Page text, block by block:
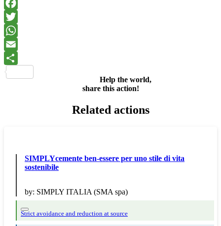
Help the world,
share this action!
Related actions
SIMPLYcemente ben-essere per uno stile di vita
sostenibile
by: SIMPLY ITALIA (SMA spa)
Strict avoidance and reduction at source